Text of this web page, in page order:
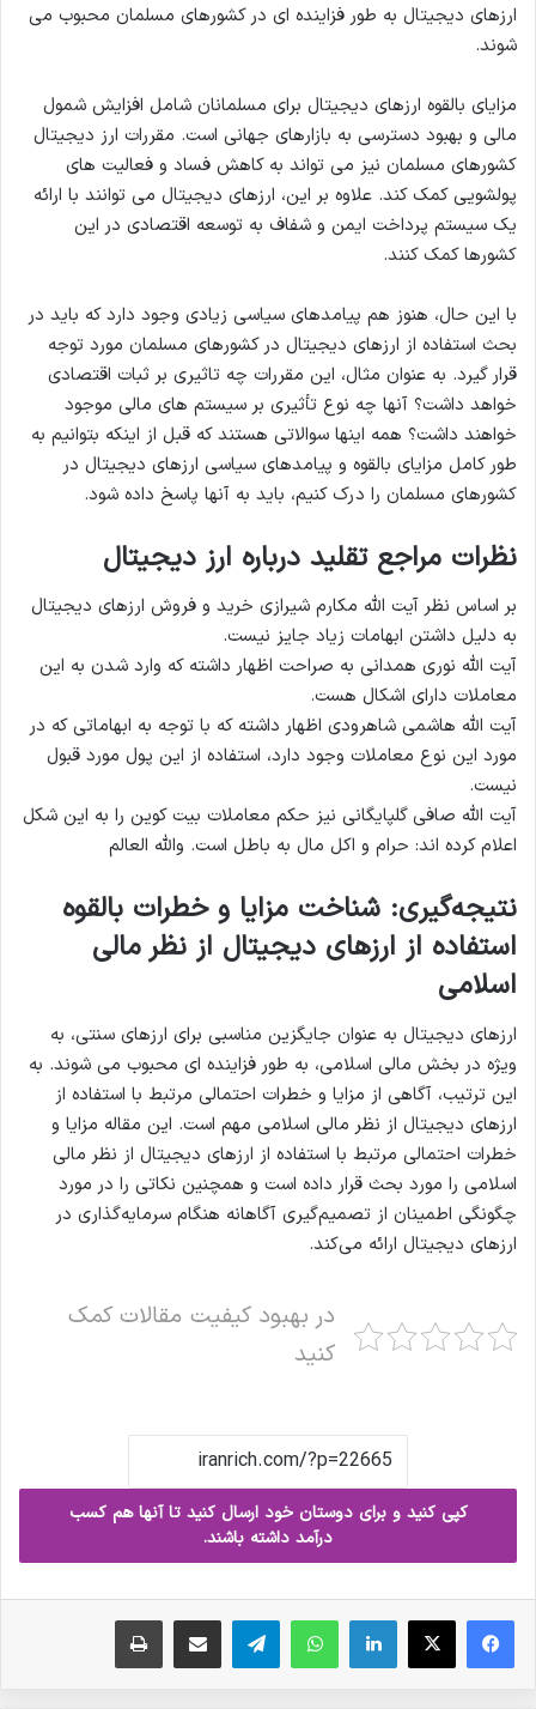
ارزهای دیجیتال به طور فزاینده ای در کشورهای مسلمان محبوب می
شوند.
مزایای بالقوه ارزهای دیجیتال برای مسلمانان شامل افزایش شمول
مالی و بهبود دسترسی به بازارهای جهانی است. مقررات ارز دیجیتال
کشورهای مسلمان نیز می تواند به کاهش فساد و فعالیت های
پولشویی کمک کند. علاوه بر این، ارزهای دیجیتال می توانند با ارائه
یک سیستم پرداخت ایمن و شفاف به توسعه اقتصادی در این
کشورها کمک کنند.
با این حال، هنوز هم پیامدهای سیاسی زیادی وجود دارد که باید در
بحث استفاده از ارزهای دیجیتال در کشورهای مسلمان مورد توجه
قرار گیرد. به عنوان مثال، این مقررات چه تاثیری بر ثبات اقتصادی
خواهد داشت؟ آنها چه نوع تأثیری بر سیستم های مالی موجود
خواهند داشت؟ همه اینها سوالاتی هستند که قبل از اینکه بتوانیم به
طور کامل مزایای بالقوه و پیامدهای سیاسی ارزهای دیجیتال در
کشورهای مسلمان را درک کنیم، باید به آنها پاسخ داده شود.
نظرات مراجع تقلید درباره ارز دیجیتال
بر اساس نظر آیت الله مکارم شیرازی خرید و فروش ارزهای دیجیتال
به دلیل داشتن ابهامات زیاد جایز نیست.
آیت الله نوری همدانی به صراحت اظهار داشته که وارد شدن به این
معاملات دارای اشکال هست.
آیت الله هاشمی شاهرودی اظهار داشته که با توجه به ابهاماتی که در
مورد این نوع معاملات وجود دارد، استفاده از این پول مورد قبول
نیست.
آیت الله صافی گلپایگانی نیز حكم معاملات بیت كوین را به این شکل
اعلام کرده اند: حرام و اكل مال به باطل است. والله العالم
نتیجه‌گیری: شناخت مزایا و خطرات بالقوه
استفاده از ارزهای دیجیتال از نظر مالی
اسلامی
ارزهای دیجیتال به عنوان جایگزین مناسبی برای ارزهای سنتی، به
ویژه در بخش مالی اسلامی، به طور فزاینده ای محبوب می شوند. به
این ترتیب، آگاهی از مزایا و خطرات احتمالی مرتبط با استفاده از
ارزهای دیجیتال از نظر مالی اسلامی مهم است. این مقاله مزایا و
خطرات احتمالی مرتبط با استفاده از ارزهای دیجیتال از نظر مالی
اسلامی را مورد بحث قرار داده است و همچنین نکاتی را در مورد
چگونگی اطمینان از تصمیم‌گیری آگاهانه هنگام سرمایه‌گذاری در
ارزهای دیجیتال ارائه می‌کند.
در بهبود کیفیت مقالات کمک
کنید
کپی کنید و برای دوستان خود ارسال کنید تا آنها هم کسب
درآمد داشته باشند.
فیس بوک X لینکدین واتس آپ تلگرام ارسال ایمیل چاپ